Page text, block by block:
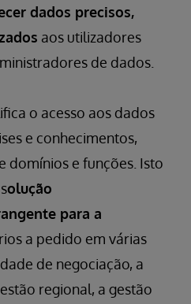
dados precisos,
aos utilizadores
de dados.
o acesso aos dados
e conhecimentos,
domínios e funções. Isto
olução
para a
a pedido em várias
de negociação, a
regional, a gestão